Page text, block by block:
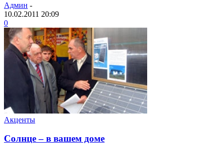
Админ -
10.02.2011 20:09
0
Акценты
Солнце – в вашем доме